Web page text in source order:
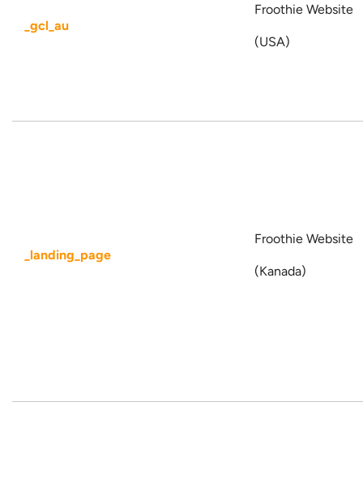
_gcl_au
Froothie Website
(USA)
_landing_page
Froothie Website
(Kanada)